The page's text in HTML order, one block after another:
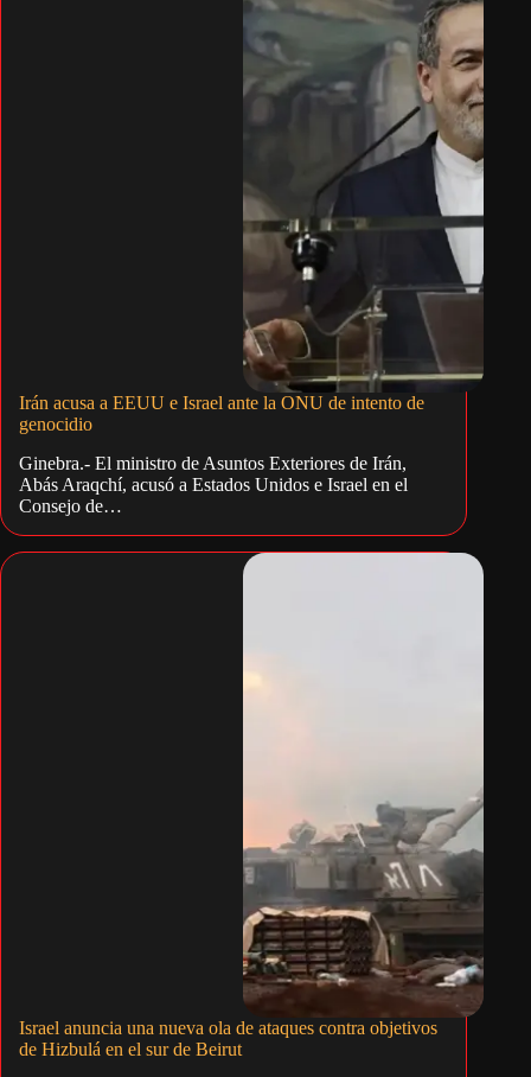
Irán acusa a EEUU e Israel ante la ONU de intento de
genocidio
Ginebra.- El ministro de Asuntos Exteriores de Irán,
Abás Araqchí, acusó a Estados Unidos e Israel en el
Consejo de…
Israel anuncia una nueva ola de ataques contra objetivos
de Hizbulá en el sur de Beirut